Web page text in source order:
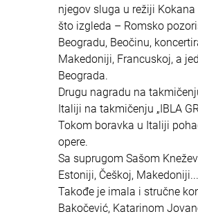
njegov sluga u režiji Kokana
što izgleda – Romsko
Beogradu, Beočinu,
Makedoniji, Francuskoj, a
Beograda.
Drugu nagradu na
Italiji na takmičenju „IBLA
Tokom boravka u Italiji
opere.
Sa suprugom Sašom
Estoniji, Češkoj, Makedoniji...
Takođe je imala i stručne
Bakočević, Katarinom